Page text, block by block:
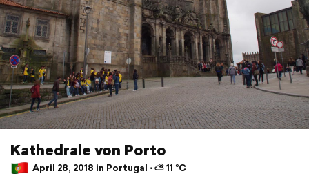
Kathedrale von Porto
April 28, 2018 in Portugal ⋅ ⛅ 11 °C